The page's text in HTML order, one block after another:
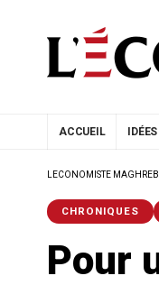
ACCUEIL IDÉES
LECONOMISTE
CHRONIQUES
Pour